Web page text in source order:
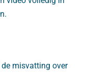
misvatting over